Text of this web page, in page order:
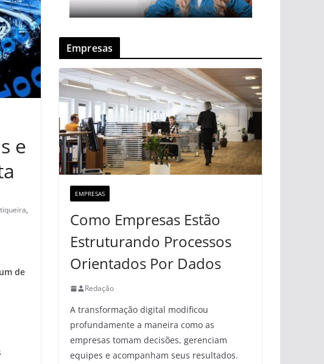
e
,
de
Empresas
EMPRESAS
Como Empresas Estão
Estruturando Processos
Orientados Por Dados
Redação
A transformação digital modificou
profundamente a maneira como as
empresas tomam decisões, gerenciam
equipes e acompanham seus resultados.